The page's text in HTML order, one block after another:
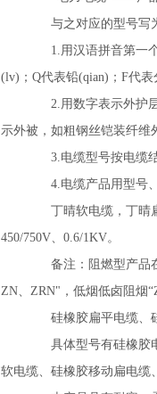
与之对应的型号写为
1.用汉语拼音第一个
(lv)；Q代表铅(qian)；F代表
2.用数字表示外护层
示外被，如粗钢丝铠装纤维
3.电缆型号按电缆结
4.电缆产品用型号、
丁晴软电缆，丁晴扁
450/750V、0.6/1KV。
备注：阻燃型产品在
ZN、ZRN"，低烟低卤阻烟
硅橡胶扁平电缆、硅
具体型号有硅橡胶电
软电缆、硅橡胶移动扁电缆